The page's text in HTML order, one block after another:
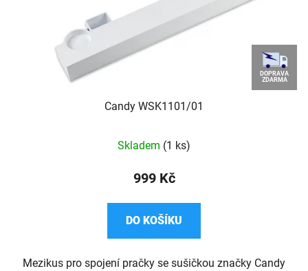
DOPRAVA
ZDARMA
Candy WSK1101/01
Skladem (1 ks)
999 Kč
DO KOŠÍKU
Mezikus pro spojení pračky se sušičkou značky Candy